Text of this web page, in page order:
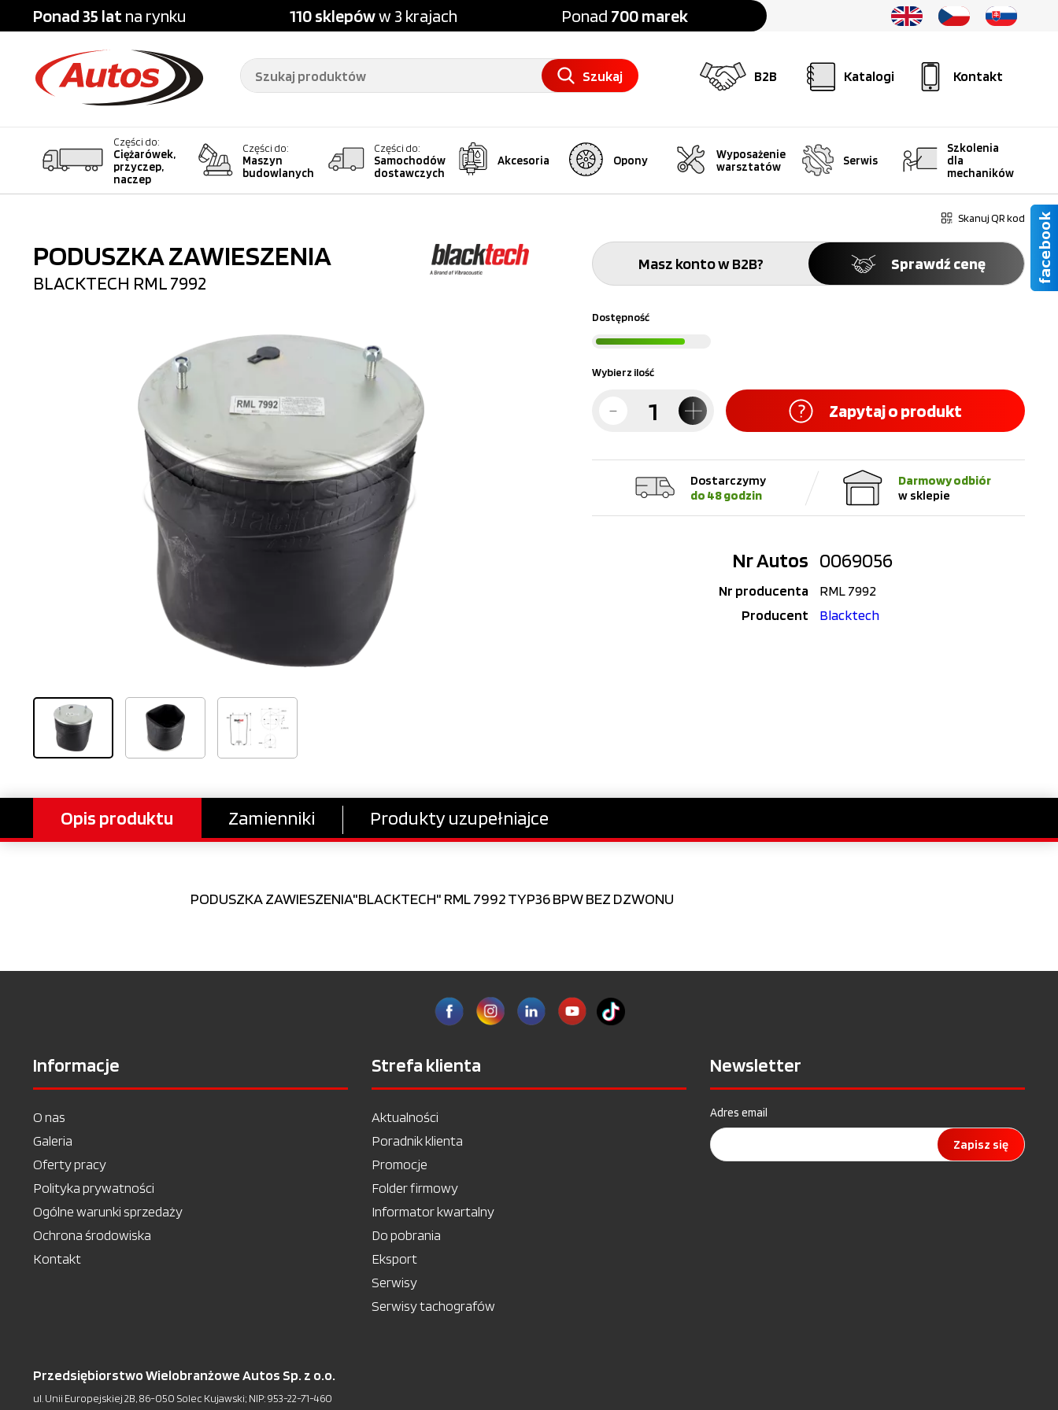
Ponad 35 lat na rynku 110 sklepóww 3 krajach Ponad 700 marek
B2B Katalogi Kontakt
Szukaj
Części do:
Ciężarówek,
przyczep,
naczep
Części do:
Maszyn
budowlanych
Części do:
Samochodów
dostawczych
Akcesoria Opony
Wyposażenie
warsztatów
Serwis
Szkolenia
dla
mechaników
Skanuj QR kod
PODUSZKA ZAWIESZENIA
BLACKTECH RML 7992
Masz konto w B2B? Sprawdź cenę
Dostępność
Wybierz ilość
Zapytaj o produkt
Dostarczymy
do 48 godzin
Darmowy odbiór
w sklepie
Nr Autos 0069056
Nr producenta
RML 7992
Producent
Blacktech
Opis produktu Zamienniki Produkty uzupełniajce
PODUSZKA ZAWIESZENIA"BLACKTECH" RML 7992 TYP36 BPW BEZ DZWONU
Informacje
O nas
Galeria
Oferty pracy
Polityka prywatności
Ogólne warunki sprzedaży
Ochrona środowiska
Kontakt
Strefa klienta
Aktualności
Poradnik klienta
Promocje
Folder firmowy
Informator kwartalny
Do pobrania
Eksport
Serwisy
Serwisy tachografów
Newsletter
Adres email
Zapisz się
Przedsiębiorstwo Wielobranżowe Autos Sp. z o.o.
ul. Unii Europejskiej 2B, 86-050 Solec Kujawski; NIP: 953-22-71-460